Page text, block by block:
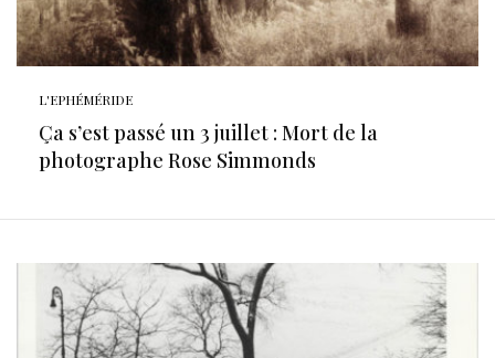
L'EPHÉMÉRIDE
Ça s’est passé un 3 juillet : Mort de la
photographe Rose Simmonds